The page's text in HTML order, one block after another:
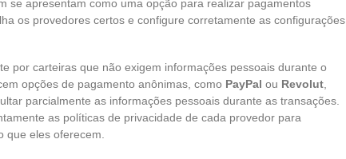
se apresentam como uma opção para realizar pagamentos
os provedores certos e configure corretamente as configurações
por carteiras que não exigem informações pessoais durante o
opções de pagamento anônimas, como PayPal ou Revolut
parcialmente as informações pessoais durante as transações.
as políticas de privacidade de cada provedor para
que eles oferecem.